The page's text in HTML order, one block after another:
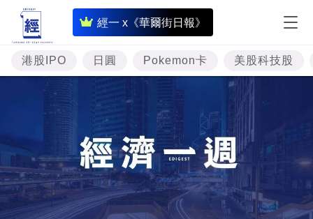
經一 x《華爾街日報》
即
時
財
經
專
題
投
資
樓
市
港股IPO 日圓 Pokemon卡 美股科技股